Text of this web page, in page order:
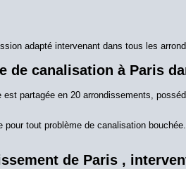
adapté intervenant dans tous les
canalisation à Paris
partagée en 20 arrondissements,
tout problème de canalisation
de Paris ,